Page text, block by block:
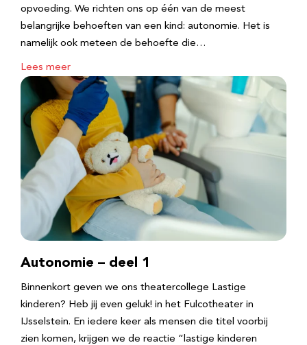
opvoeding. We richten ons op één van de meest
belangrijke behoeften van een kind: autonomie. Het is
namelijk ook meteen de behoefte die…
Lees meer
Autonomie – deel 1
Binnenkort geven we ons theatercollege Lastige
kinderen? Heb jij even geluk! in het Fulcotheater in
IJsselstein. En iedere keer als mensen die titel voorbij
zien komen, krijgen we de reactie “lastige kinderen